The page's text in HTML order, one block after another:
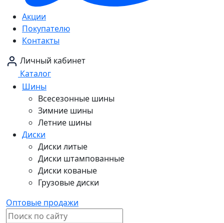
Акции
Покупателю
Контакты
Личный кабинет
Каталог
Шины
Всесезонные шины
Зимние шины
Летние шины
Диски
Диски литые
Диски штампованные
Диски кованые
Грузовые диски
Оптовые продажи